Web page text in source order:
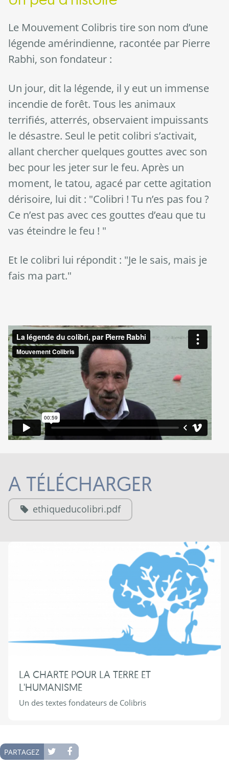
Le Mouvement Colibris tire son nom d’une
légende amérindienne, racontée par Pierre
Rabhi, son fondateur :
Un jour, dit la légende, il y eut un immense
incendie de forêt. Tous les animaux
terrifiés, atterrés, observaient impuissants
le désastre. Seul le petit colibri s’activait,
allant chercher quelques gouttes avec son
bec pour les jeter sur le feu. Après un
moment, le tatou, agacé par cette agitation
dérisoire, lui dit : "Colibri ! Tu n’es pas fou ?
Ce n’est pas avec ces gouttes d’eau que tu
vas éteindre le feu ! "
Et le colibri lui répondit : "Je le sais, mais je
fais ma part."
A TÉLÉCHARGER
ethiqueducolibri.pdf
LA CHARTE POUR LA TERRE ET
L'HUMANISME
Un des textes fondateurs de Colibris
PARTAGEZ